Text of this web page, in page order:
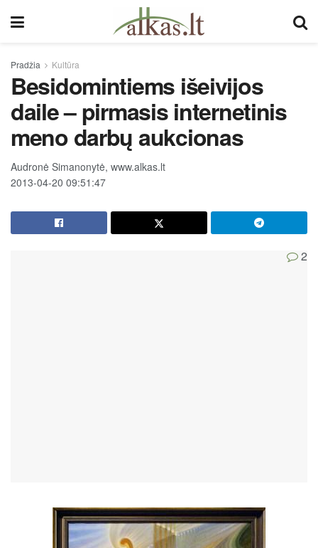
Pradžia Kultūra
Besidomintiems išeivijos
daile – pirmasis internetinis
meno darbų aukcionas
Audronė Simanonytė, www.alkas.lt
2013-04-20 09:51:47
2